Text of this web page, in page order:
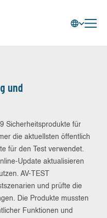
und
Sicherheitsprodukte für
die aktuellsten öffentlich
für den Test verwendet.
Update aktualisieren
AV-TEST
und prüfte die
Die Produkte mussten
Funktionen und